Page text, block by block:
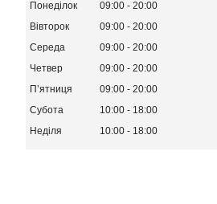
Понеділок 09:00
20:00
Вівторок
09:00
20:00
Середа
09:00
20:00
Четвер
09:00
20:00
Пʼятниця
09:00
20:00
Субота
10:00
18:00
Неділя
10:00 18:00